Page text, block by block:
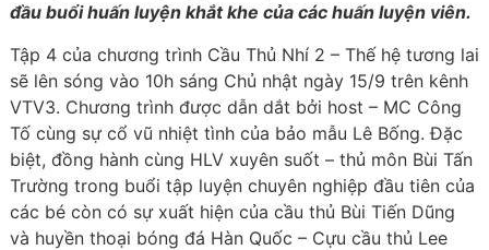
đầu buổi huấn luyện khắt khe của các huấn luyện viên.
Tập 4 của chương trình Cầu Thủ Nhí 2 – Thế hệ tương lai
sẽ lên sóng vào 10h sáng Chủ nhật ngày 15/9 trên kênh
VTV3. Chương trình được dẫn dắt bởi host – MC Công
Tố cùng sự cổ vũ nhiệt tình của bảo mẫu Lê Bống. Đặc
biệt, đồng hành cùng HLV xuyên suốt – thủ môn Bùi Tấn
Trường trong buổi tập luyện chuyên nghiệp đầu tiên của
các bé còn có sự xuất hiện của cầu thủ Bùi Tiến Dũng
và huyền thoại bóng đá Hàn Quốc – Cựu cầu thủ Lee